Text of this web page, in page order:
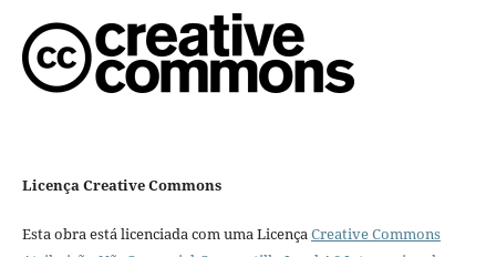
Licença Creative Commons
Esta obra está licenciada com uma LicençaCreative Commons